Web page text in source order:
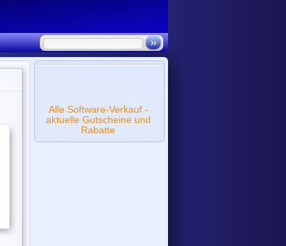
Alle Software-Verkauf -
aktuelle Gutscheine und
Rabatte